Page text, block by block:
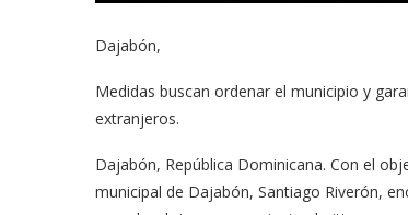
Dajabón,
Medidas buscan ordenar el municipio y
extranjeros.
Dajabón, República Dominicana. Con el
municipal de Dajabón, Santiago Riverón,